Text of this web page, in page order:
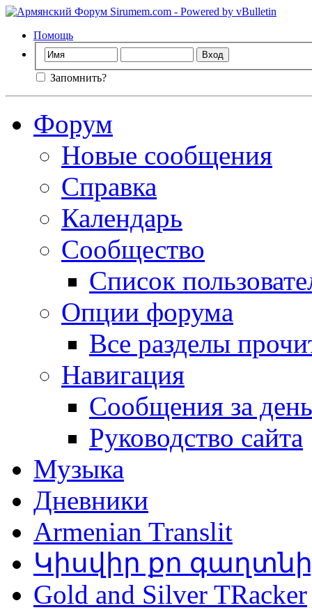
Помощь
Запомнить?
Форум
Новые сообщения
Справка
Календарь
Сообщество
Список
Опции форума
Все разделы
Навигация
Сообщения за день
Руководство сайта
Музыка
Дневники
Armenian Translit
Կիսվիր քո
Gold and Silver TRacker